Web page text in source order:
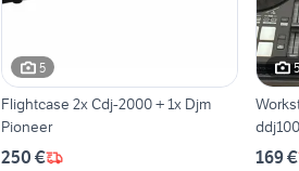
5
Flightcase 2x Cdj-2000 + 1x Djm
Pioneer
250 € 169 €